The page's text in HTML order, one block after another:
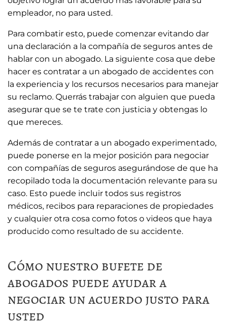
empleador, no para usted.
Para combatir esto, puede comenzar evitando dar
una declaración a la compañía de seguros antes de
hablar con un abogado. La siguiente cosa que debe
hacer es contratar a un abogado de accidentes con
la experiencia y los recursos necesarios para manejar
su reclamo. Querrás trabajar con alguien que pueda
asegurar que se te trate con justicia y obtengas lo
que mereces.
Además de contratar a un abogado experimentado,
puede ponerse en la mejor posición para negociar
con compañías de seguros asegurándose de que ha
recopilado toda la documentación relevante para su
caso. Esto puede incluir todos sus registros
médicos, recibos para reparaciones de propiedades
y cualquier otra cosa como fotos o videos que haya
producido como resultado de su accidente.
Cómo nuestro bufete de
abogados puede ayudar a
negociar un acuerdo justo para
usted